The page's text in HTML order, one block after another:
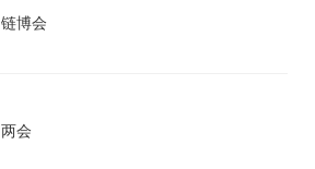
链博会
两会